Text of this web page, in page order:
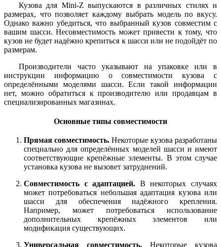
Кузова для Mini-Z выпускаются в различных стилях и
размерах, что позволяет каждому выбрать модель по вкусу.
Однако важно убедиться, что выбранный кузов совместим с
вашим шасси. Несовместимость может привести к тому, что
кузов не будет надёжно крепиться к шасси или не подойдёт по
размерам.
Производители часто указывают на упаковке или в
инструкции информацию о совместимости кузова с
определёнными моделями шасси. Если такой информации
нет, можно обратиться к производителю или продавцам в
специализированных магазинах.
Основные типы совместимости
Прямая совместимость. Некоторые кузова разработаны
специально для определённых моделей шасси и имеют
соответствующие крепёжные элементы. В этом случае
установка кузова не вызовет затруднений.
Совместимость с адаптацией. В некоторых случаях
может потребоваться небольшая адаптация кузова или
шасси для обеспечения надёжного крепления.
Например, может потребоваться использование
дополнительных крепёжных элементов или
модификация существующих.
Универсальная совместимость. Некоторые кузова